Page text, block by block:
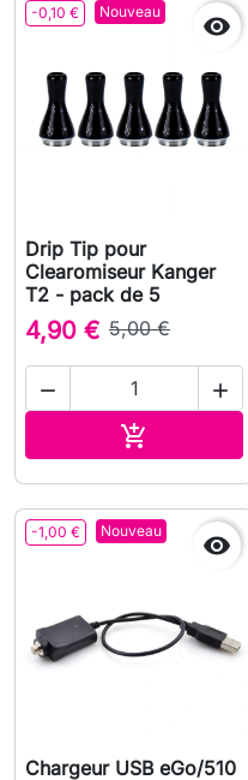
-0,10 € Nouveau

Drip Tip pour
Clearomiseur Kanger
T2 - pack de 5
4,90 € 5,00 €
 

-1,00 € Nouveau

Chargeur USB eGo/510